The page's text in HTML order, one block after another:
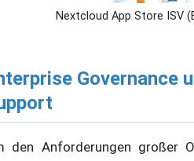
Nextcloud App Store ISV
Governance
den Anforderungen großer